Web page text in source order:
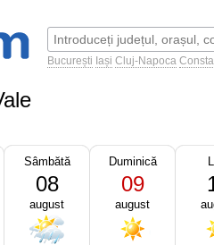
București Iași Cluj-Napoca
Sâmbătă
08
august
Duminică
09
august